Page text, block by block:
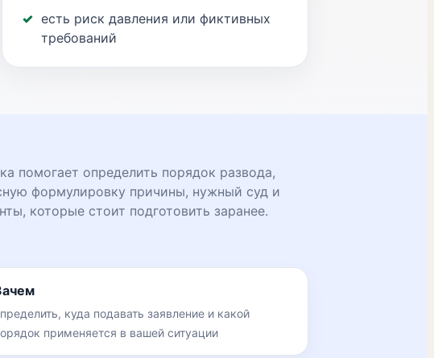
есть риск давления или фиктивных
требований
помогает определить порядок развода,
формулировку причины, нужный суд и
которые стоит подготовить заранее.
куда подавать заявление и какой
применяется в вашей ситуации